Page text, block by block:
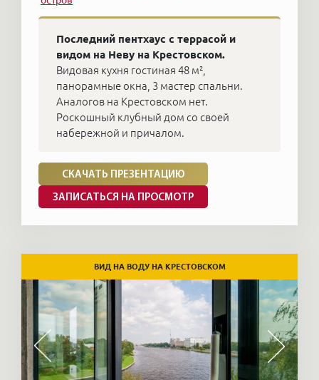
Последний пентхаус с террасой и
видом на Неву на Крестовском.
Видовая кухня гостиная 48 м²,
панорамные окна, 3 мастер спальни.
Аналогов на Крестовском нет.
Роскошный клубный дом со своей
набережной и причалом.
СКАЧАТЬ ПРЕЗЕНТАЦИЮ
ЗАПИСАТЬСЯ НА ПРОСМОТР
ВИД НА ВОДУ НА КРЕСТОВСКОМ